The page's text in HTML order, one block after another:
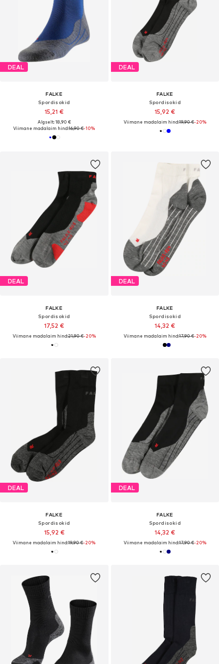
DEAL
FALKE
Spordisokid
15,21 €
Algselt: 18,90 €
Viimane madalaim hind:16,90 €-10%
DEAL
FALKE
Spordisokid
15,92 €
Viimane madalaim hind:19,90 €-20%
DEAL
FALKE
Spordisokid
17,52 €
Viimane madalaim hind:21,90 €-20%
DEAL
FALKE
Spordisokid
14,32 €
Viimane madalaim hind:17,90 €-20%
DEAL
FALKE
Spordisokid
15,92 €
Viimane madalaim hind:19,90 €-20%
DEAL
FALKE
Spordisokid
14,32 €
Viimane madalaim hind:17,90 €-20%